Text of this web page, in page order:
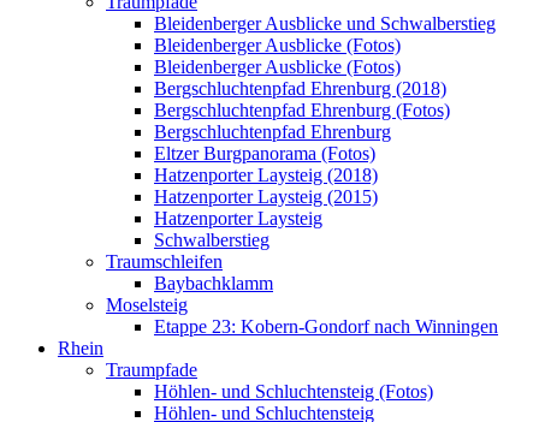
Bleidenberger Ausblicke und Schwalberstieg
Bleidenberger Ausblicke (Fotos)
Bleidenberger Ausblicke (Fotos)
Bergschluchtenpfad Ehrenburg (2018)
Bergschluchtenpfad Ehrenburg (Fotos)
Bergschluchtenpfad Ehrenburg
Eltzer Burgpanorama (Fotos)
Hatzenporter Laysteig (2018)
Hatzenporter Laysteig (2015)
Hatzenporter Laysteig
Schwalberstieg
Traumschleifen
Baybachklamm
Moselsteig
Etappe 23: Kobern-Gondorf nach Winningen
Rhein
Traumpfade
Höhlen- und Schluchtensteig (Fotos)
Höhlen- und Schluchtensteig